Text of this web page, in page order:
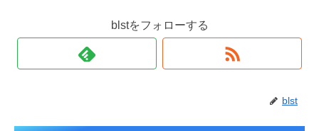
blstをフォローする
blst